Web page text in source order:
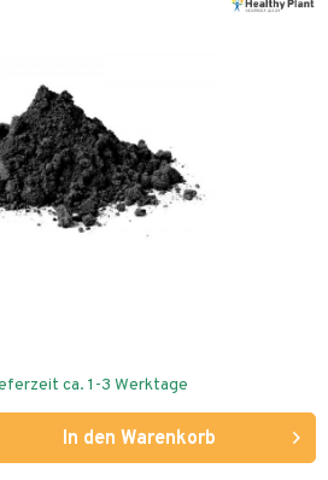
ca. 1-3 Werktage
In den Warenkorb